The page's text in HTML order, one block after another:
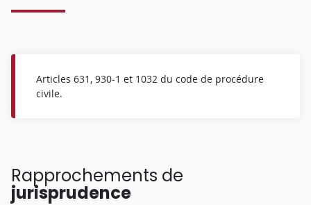
Articles 631, 930-1 et 1032 du code de procédure
civile.
Rapprochements de
jurisprudence